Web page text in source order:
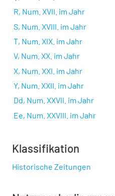
R, Num. XVII. im Jahr
S, Num. XVIII. im Jahr
T, Num. XIX. im Jahr
V, Num. XX. im Jahr
X, Num. XXI. im Jahr
Y, Num. XXII. im Jahr
Dd, Num. XXVII. im Jahr
Ee, Num. XXVIII. im Jahr
Klassifikation
Historische Zeitungen